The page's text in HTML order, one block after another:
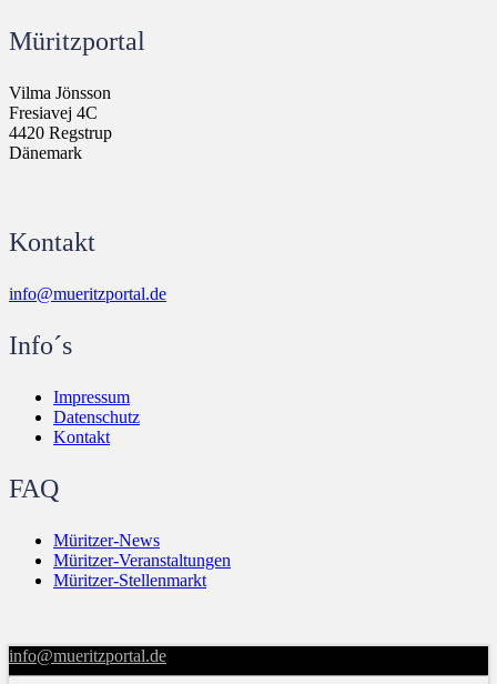
Müritzportal
Vilma Jönsson
Fresiavej 4C
4420 Regstrup
Dänemark
Kontakt
info@mueritzportal.de
Info´s
Impressum
Datenschutz
Kontakt
FAQ
Müritzer-News
Müritzer-Veranstaltungen
Müritzer-Stellenmarkt
info@mueritzportal.de